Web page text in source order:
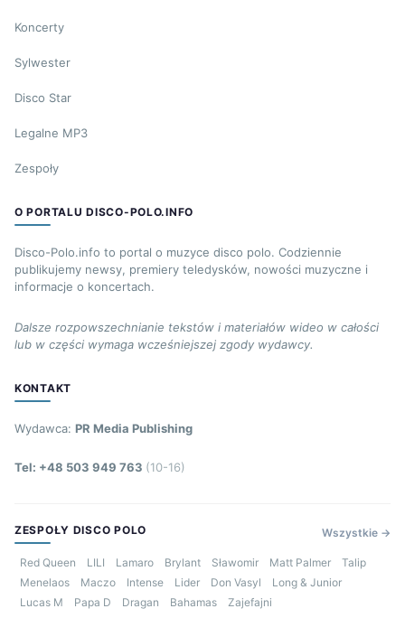
Koncerty
Sylwester
Disco Star
Legalne MP3
Zespoły
O PORTALU DISCO-POLO.INFO
Disco-Polo.info to portal o muzyce disco polo. Codziennie
publikujemy newsy, premiery teledysków, nowości muzyczne i
informacje o koncertach.
Dalsze rozpowszechnianie tekstów i materiałów wideo w całości
lub w części wymaga wcześniejszej zgody wydawcy.
KONTAKT
Wydawca: PR Media Publishing
Tel: +48 503 949 763 (10-16)
ZESPOŁY DISCO POLO Wszystkie →
Red Queen LILI Lamaro Brylant Sławomir Matt Palmer
Talip
Menelaos
Maczo Intense Lider Don Vasyl
Long & Junior
Lucas M
Papa D Dragan Bahamas Zajefajni